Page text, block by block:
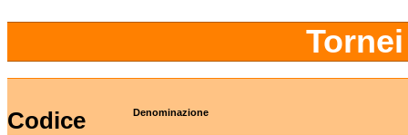
Codice Denominazione